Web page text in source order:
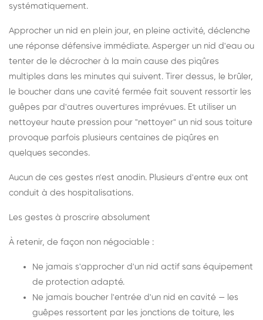
systématiquement.
Approcher un nid en plein jour, en pleine activité, déclenche
une réponse défensive immédiate. Asperger un nid d'eau ou
tenter de le décrocher à la main cause des piqûres
multiples dans les minutes qui suivent. Tirer dessus, le brûler,
le boucher dans une cavité fermée fait souvent ressortir les
guêpes par d'autres ouvertures imprévues. Et utiliser un
nettoyeur haute pression pour "nettoyer" un nid sous toiture
provoque parfois plusieurs centaines de piqûres en
quelques secondes.
Aucun de ces gestes n'est anodin. Plusieurs d'entre eux ont
conduit à des hospitalisations.
Les gestes à proscrire absolument
À retenir, de façon non négociable :
Ne jamais s'approcher d'un nid actif sans équipement
de protection adapté.
Ne jamais boucher l'entrée d'un nid en cavité — les
guêpes ressortent par les jonctions de toiture, les